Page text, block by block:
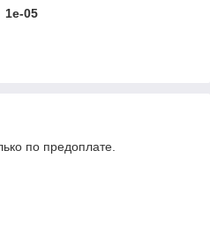
1e-05
по предоплате.